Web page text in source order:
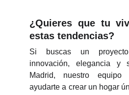
¿Quieres que tu
estas tendencias?
Si buscas un
innovación, elegancia y
Madrid, nuestro
ayudarte a crear un hogar